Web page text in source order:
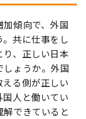
傾向で、外国
共に仕事をし
、正しい日本
ょうか。外国
る側が正しい
人と働いてい
できていると